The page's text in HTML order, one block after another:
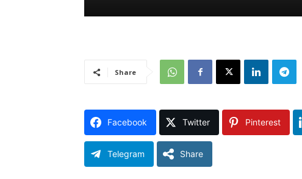
Share
Facebook Twitter Pinterest
Telegram Share